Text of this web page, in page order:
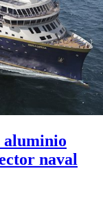
aluminio
naval